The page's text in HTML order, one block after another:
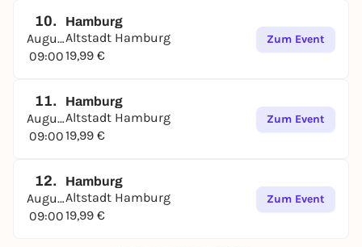
10.
August
09:00
Hamburg
Altstadt Hamburg
19,99 €
Zum Event
11.
August
09:00
Hamburg
Altstadt Hamburg
19,99 €
Zum Event
12.
August
09:00
Hamburg
Altstadt Hamburg
19,99 €
Zum Event